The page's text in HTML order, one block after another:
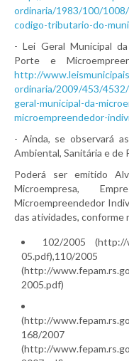
ordinaria/1983/100/
codigo-tributario-do-
- Lei Geral Municipal
Porte e
http://
ordinaria/2009/453/
geral-municipal-da-
microempreendedor-
- Ainda, se observará
Ambiental, Sanitária e de
Poderá ser emitido
Microempresa,
Microempreendedor
das atividades, conforme
102/2005 (http://
05.pdf),110/2005
(http://
2005.pdf)
(http://
168/2007
(http://